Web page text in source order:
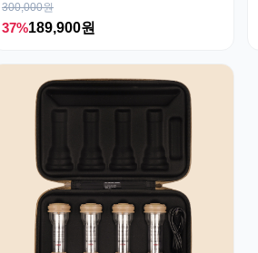
300,000원
37%189,900원